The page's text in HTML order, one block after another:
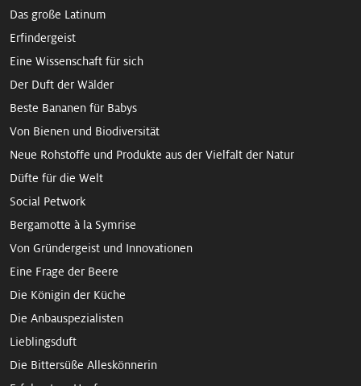
Das große Latinum
Erfindergeist
Eine Wissenschaft für sich
Der Duft der Wälder
Beste Bananen für Babys
Von Bienen und Biodiversität
Neue Rohstoffe und Produkte aus der Vielfalt der Natur
Düfte für die Welt
Social Petwork
Bergamotte à la Symrise
Von Gründergeist und Innovationen
Eine Frage der Beere
Die Königin der Küche
Die Anbauspezialisten
Lieblingsduft
Die Bittersüße Alleskönnerin